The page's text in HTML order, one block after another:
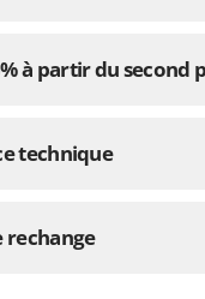
à partir du second
technique
rechange